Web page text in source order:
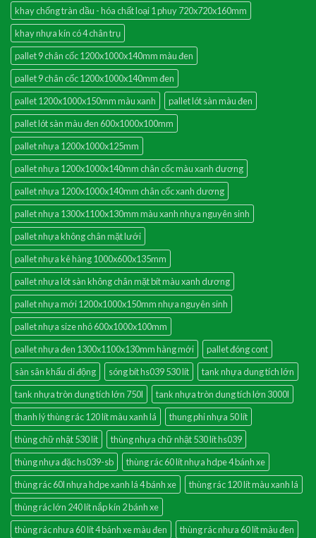
khay chống tràn dầu - hóa chất loại 1 phuy 720x720x160mm
khay nhựa kín có 4 chân trụ
pallet 9 chân cốc 1200x1000x140mm màu đen
pallet 9 chân cốc 1200x1000x140mm đen
pallet 1200x1000x150mm màu xanh
pallet lót sàn màu đen
pallet lót sàn màu đen 600x1000x100mm
pallet nhựa 1200x1000x125mm
pallet nhựa 1200x1000x140mm chân cốc màu xanh dương
pallet nhựa 1200x1000x140mm chân cốc xanh dương
pallet nhựa 1300x1100x130mm màu xanh nhựa nguyên sinh
pallet nhựa không chân mặt lưới
pallet nhựa kê hàng 1000x600x135mm
pallet nhựa lót sàn không chân mặt bít màu xanh dương
pallet nhựa mới 1200x1000x150mm nhựa nguyên sinh
pallet nhựa size nhỏ 600x1000x100mm
pallet nhựa đen 1300x1100x130mm hàng mới
pallet đóng cont
sàn sân khấu di động
sóng bít hs039 530 lít
tank nhựa dung tích lớn
tank nhựa tròn dung tích lớn 750l
tank nhựa tròn dung tích lớn 3000l
thanh lý thùng rác 120 lít màu xanh lá
thung phi nhựa 50 lít
thùng chữ nhật 530 lít
thùng nhựa chữ nhật 530 lít hs039
thùng nhựa đặc hs039-sb
thùng rác 60 lít nhựa hdpe 4 bánh xe
thùng rác 60l nhựa hdpe xanh lá 4 bánh xe
thùng rác 120 lít màu xanh lá
thùng rác lớn 240 lít nắp kín 2 bánh xe
thùng rác nhưa 60 lít 4 bánh xe màu đen
thùng rác nhưa 60 lít màu đen